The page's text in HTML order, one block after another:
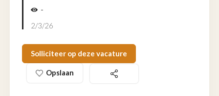
-
2/3/26
Solliciteer op deze vacature
Opslaan